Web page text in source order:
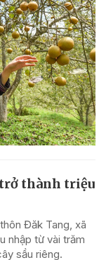
thành triệu
Đăk Tang, xã
nhập từ vài trăm
sầu riêng.